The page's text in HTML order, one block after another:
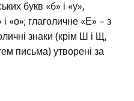
букв «б» і «у»,
«о»; глаголичне «Е» – з
знаки (крім Ш і Щ,
письма) утворені за